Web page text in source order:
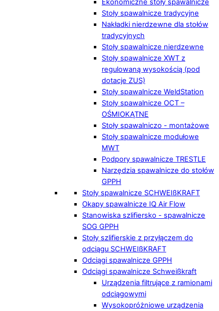
Ekonomiczne stoły spawalnicze
Stoły spawalnicze tradycyjne
Nakładki nierdzewne dla stołów
tradycyjnych
Stoły spawalnicze nierdzewne
Stoły spawalnicze XWT z
regulowaną wysokością (pod
dotacje ZUS)
Stoły spawalnicze WeldStation
Stoły spawalnicze OCT –
OŚMIOKĄTNE
Stoły spawalniczo - montażowe
Stoły spawalnicze modułowe
MWT
Podpory spawalnicze TRESTLE
Narzędzia spawalnicze do stołów
GPPH
Stoły spawalnicze SCHWEIßKRAFT
Okapy spawalnicze IQ Air Flow
Stanowiska szlifiersko - spawalnicze
SOG GPPH
Stoły szlifierskie z przyłączem do
odciągu SCHWEIßKRAFT
Odciągi spawalnicze GPPH
Odciągi spawalnicze Schweißkraft
Urządzenia filtrujące z ramionami
odciągowymi
Wysokopróżniowe urządzenia